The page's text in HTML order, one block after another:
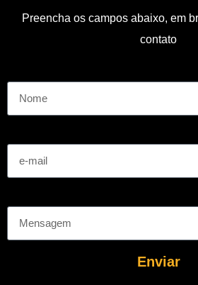
Preencha os campos abaixo, em
contato
Enviar